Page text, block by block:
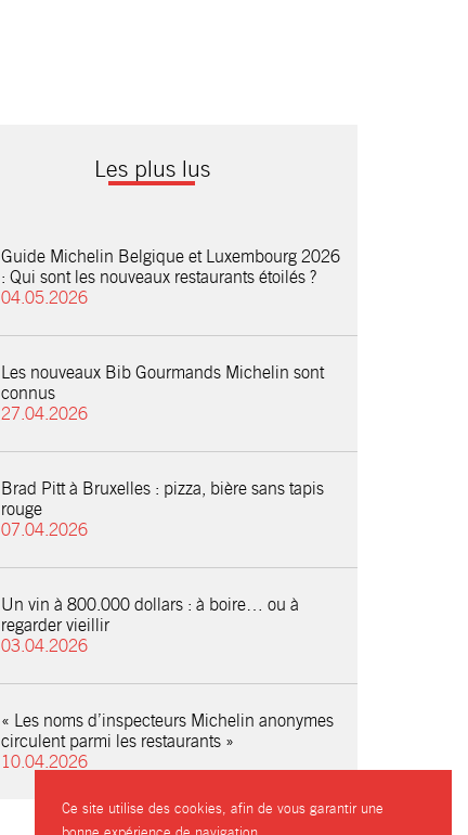
Les plus lus
Guide Michelin Belgique et Luxembourg 2026
: Qui sont les nouveaux restaurants étoilés ?
04.05.2026
Les nouveaux Bib Gourmands Michelin sont
connus
27.04.2026
Brad Pitt à Bruxelles : pizza, bière sans tapis
rouge
07.04.2026
Un vin à 800.000 dollars : à boire… ou à
regarder vieillir
03.04.2026
« Les noms d’inspecteurs Michelin anonymes
circulent parmi les restaurants »
10.04.2026
Ce site utilise des cookies, afin de vous garantir une